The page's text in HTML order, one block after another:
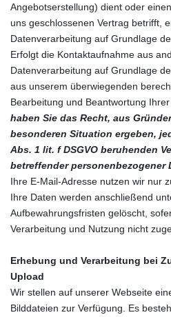
Angebotserstellung) dient oder
uns geschlossenen Vertrag betrifft,
Datenverarbeitung auf Grundlage
Erfolgt die Kontaktaufnahme aus
Datenverarbeitung auf Grundlage
aus unserem überwiegenden
Bearbeitung und Beantwortung Ihrer
haben Sie das Recht, aus
besonderen Situation ergeben,
Abs. 1 lit. f DSGVO beruhenden
betreffender personenbezogener
Ihre E-Mail-Adresse nutzen wir nur
Ihre Daten werden anschließend
Aufbewahrungsfristen gelöscht,
Verarbeitung und Nutzung nicht
Erhebung und Verarbeitung bei
Upload
Wir stellen auf unserer Webseite
Bilddateien zur Verfügung. Es